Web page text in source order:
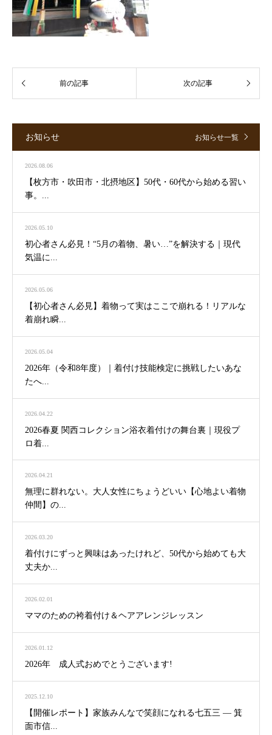
お知らせ お知らせ一覧
2026.08.06
【枚方市・吹田市・北摂地区】50代・60代から始める習い
事。...
2026.05.10
初心者さん必見！“5月の着物、暑い…”を解決する｜現代
気温に...
2026.05.06
【初心者さん必見】着物って実はここで崩れる！リアルな
着崩れ瞬...
2026.05.04
2026年（令和8年度）｜着付け技能検定に挑戦したいあな
たへ...
2026.04.22
2026春夏 関西コレクション浴衣着付けの舞台裏｜現役プ
ロ着...
2026.04.21
無理に群れない。大人女性にちょうどいい【心地よい着物
仲間】の...
2026.03.20
着付けにずっと興味はあったけれど、50代から始めても大
丈夫か...
2026.02.01
ママのための袴着付け＆ヘアアレンジレッスン
2026.01.12
2026年 成人式おめでとうございます!
2025.12.10
【開催レポート】家族みんなで笑顔になれる七五三 ― 箕
面市信...